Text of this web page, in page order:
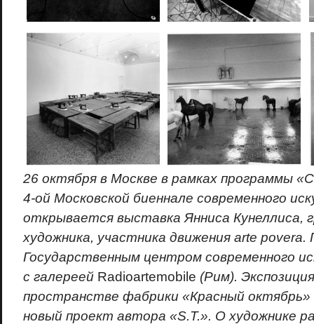
26 октября в Москве в рамках программы
4-ой Московской биеннале современного
открывается выставка Янниса Кунеллиса,
художника, участника движения arte
Государственным центром современного
с галереей Radioartemobile (Рим).
пространстве фабрики «Красный
новый проект автора «S.T.». О художнике